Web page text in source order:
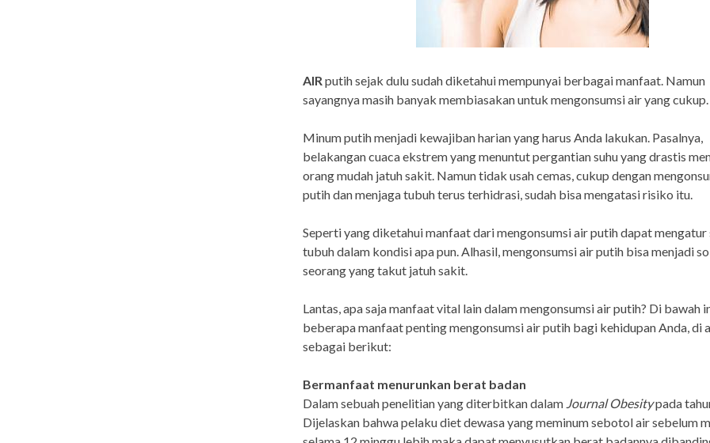
AIR putih sejak dulu sudah diketahui mempunyai berbagai manfaat. Namun
sayangnya masih banyak membiasakan untuk mengonsumsi air yang cukup.
Minum putih menjadi kewajiban harian yang harus Anda lakukan. Pasalnya,
belakangan cuaca ekstrem yang menuntut pergantian suhu yang drastis
orang mudah jatuh sakit. Namun tidak usah cemas, cukup dengan
putih dan menjaga tubuh terus terhidrasi, sudah bisa mengatasi risiko itu.
Seperti yang diketahui manfaat dari mengonsumsi air putih dapat mengatur
tubuh dalam kondisi apa pun. Alhasil, mengonsumsi air putih bisa menjadi
seorang yang takut jatuh sakit.
Lantas, apa saja manfaat vital lain dalam mengonsumsi air putih? Di bawah
beberapa manfaat penting mengonsumsi air putih bagi kehidupan Anda, di
sebagai berikut:
Bermanfaat menurunkan berat badan
Dalam sebuah penelitian yang diterbitkan dalam Journal Obesitypada
Dijelaskan bahwa pelaku diet dewasa yang meminum sebotol air sebelum